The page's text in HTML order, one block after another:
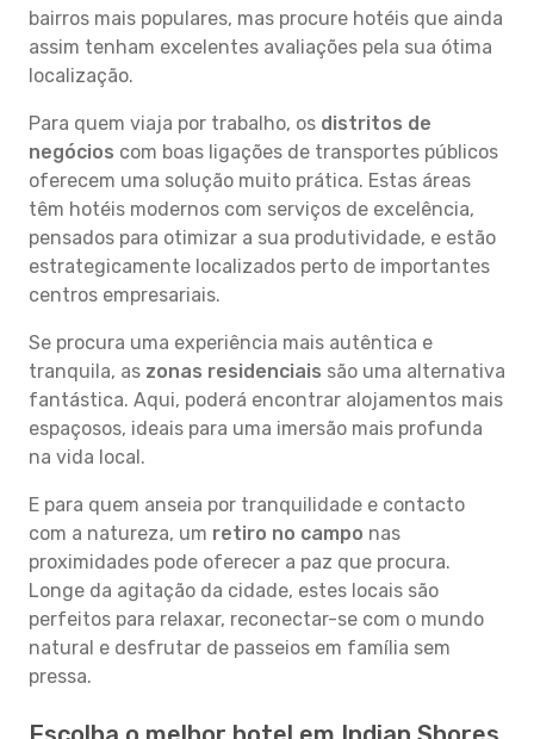
bairros mais populares, mas procure hotéis que ainda
assim tenham excelentes avaliações pela sua ótima
localização.
Para quem viaja por trabalho, os distritos de
negócios com boas ligações de transportes públicos
oferecem uma solução muito prática. Estas áreas
têm hotéis modernos com serviços de excelência,
pensados para otimizar a sua produtividade, e estão
estrategicamente localizados perto de importantes
centros empresariais.
Se procura uma experiência mais autêntica e
tranquila, as zonas residenciais são uma alternativa
fantástica. Aqui, poderá encontrar alojamentos mais
espaçosos, ideais para uma imersão mais profunda
na vida local.
E para quem anseia por tranquilidade e contacto
com a natureza, um retiro no campo nas
proximidades pode oferecer a paz que procura.
Longe da agitação da cidade, estes locais são
perfeitos para relaxar, reconectar-se com o mundo
natural e desfrutar de passeios em família sem
pressa.